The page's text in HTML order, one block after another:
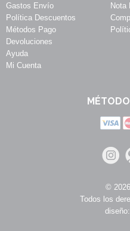
Gastos Envío
Política Descuentos
Métodos Pago
Devoluciones
Ayuda
Mi Cuenta
Nota
©
Todos los
diseño: